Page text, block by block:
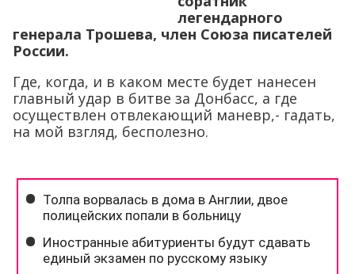
легендарного
генерала Трошева, член Союза писателей
России.
Где, когда, и в каком месте будет нанесен
главный удар в битве за Донбасс, а где
осуществлен отвлекающий маневр,- гадать,
на мой взгляд, бесполезно.